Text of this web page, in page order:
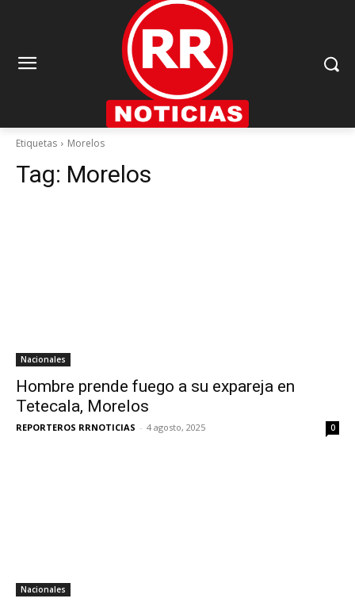
Etiquetas Morelos
Tag: Morelos
Nacionales
Hombre prende fuego a su expareja en
Tetecala, Morelos
REPORTEROS RRNOTICIAS - 4 agosto, 2025 0
Nacionales